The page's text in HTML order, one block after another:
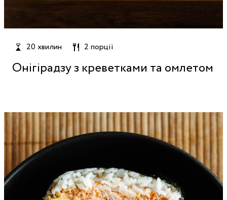
20 хвилин 2 порції
Онігірадзу з креветками та омлетом